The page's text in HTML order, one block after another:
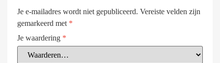
Je e-mailadres wordt niet gepubliceerd. Vereiste velden zijn
gemarkeerd met *
Je waardering *